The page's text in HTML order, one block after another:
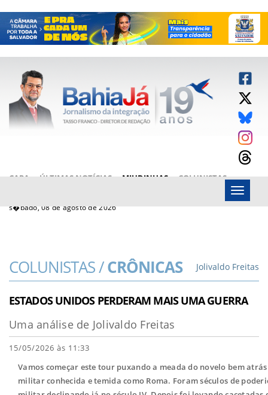
CAPA ÚLTIMAS NOTÍCIAS MIUDINHAS
COLUNISTAS
s�bado, 08 de agosto de 2026
Menu
COLUNISTAS /CRÔNICAS Jolivaldo Freitas
ESTADOS UNIDOS PERDERAM MAIS UMA GUERRA
Uma análise de Jolivaldo Freitas
15/05/2026 às 11:33
Vamos começar este tour puxando a meada do novelo bem
militar conhecida e temida como Roma. Foram séculos de